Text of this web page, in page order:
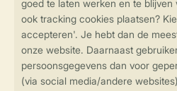
Veilig en snel online boeken
Veilige gegevensoverdracht
Veilige betaling